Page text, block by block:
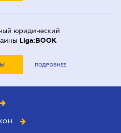
юридический
Liga:BOOK
ПОДРОБНЕЕ